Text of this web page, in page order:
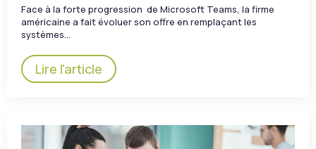
Face à la forte progression de Microsoft Teams, la firme
américaine a fait évoluer son offre en remplaçant les
systèmes…
Lire l'article